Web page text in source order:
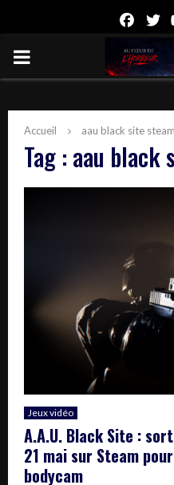
PRIMARY
Accueil aau black site steam
Tag : aau black
Jeux vidéo
A.A.U. Black Site :
21 mai sur Steam
bodycam